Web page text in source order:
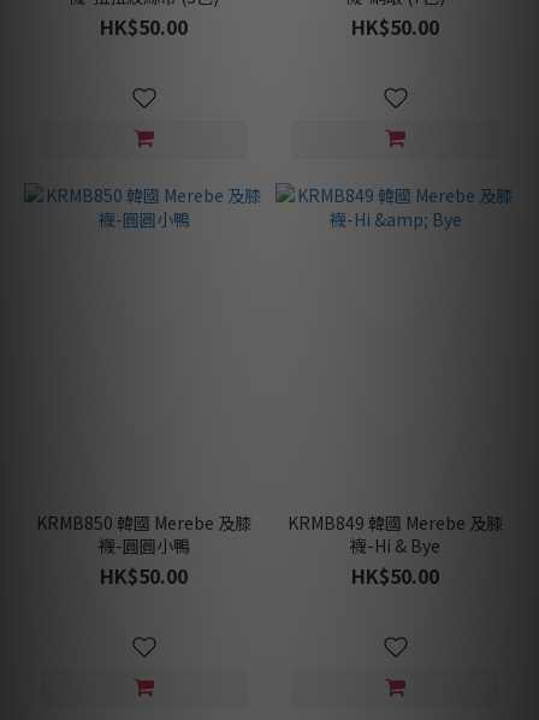
HK$50.00 HK$50.00
KRMB850 韓國 Merebe 及膝
襪-圓圓小鴨
HK$50.00
KRMB849 韓國 Merebe 及膝
襪-Hi & Bye
HK$50.00